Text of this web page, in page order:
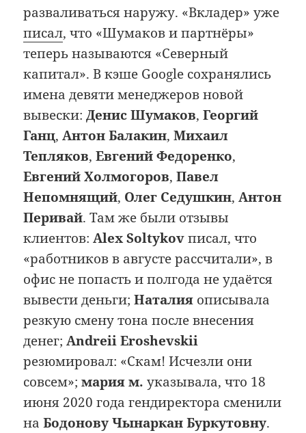
разваливаться наружу. «Вкладер» уже
писал, что «Шумаков и партнёры»
теперь называются «Северный
капитал». В кэше Google сохранялись
имена девяти менеджеров новой
вывески:Денис Шумаков,Георгий
Ганц,Антон Балакин,Михаил
Тепляков,Евгений Федоренко,
Евгений Холмогоров,Павел
Непомнящий, Олег Седушкин,Антон
Перивай. Там же были отзывы
клиентов:Alex Soltykovписал, что
«работников в августе рассчитали», в
офис не попасть и полгода не удаётся
вывести деньги;Наталия описывала
резкую смену тона после внесения
денег;Andreii Eroshevskii
резюмировал: «Скам! Исчезли они
совсем»;мария м. указывала, что 18
июня 2020 года гендиректора сменили
наБодонову Чынаркан Буркутовну.